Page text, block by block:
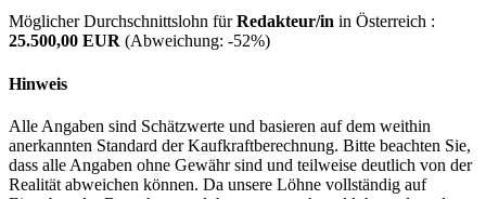
Möglicher Durchschnittslohn fürRedakteur/in in Österreich :
25.500,00 EUR (Abweichung: -52%)
Hinweis
Alle Angaben sind Schätzwerte und basieren auf dem weithin
anerkannten Standard der Kaufkraftberechnung. Bitte beachten Sie,
dass alle Angaben ohne Gewähr sind und teilweise deutlich von der
Realität abweichen können. Da unsere Löhne vollständig auf